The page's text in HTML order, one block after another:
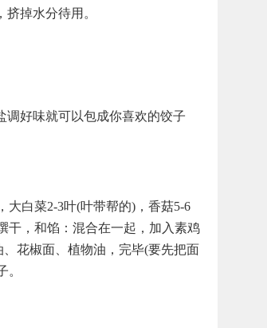
掉水分待用。
调好味就可以包成你喜欢的饺子
大白菜2-3叶(叶带帮的)，香菇5-6
干，和馅：混合在一起，加入素鸡
花椒面、植物油，完毕(要先把面
。